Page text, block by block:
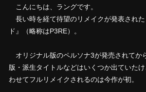
こんにちは、ラングです。
長い時を経て待望のリメイクが発表され
ド』（略称はP3RE）。
オリジナル版のペルソナ3が発売されてか
版・派生タイトルなどはいくつか出ていた
わせてフルリメイクされるのは今作が初。